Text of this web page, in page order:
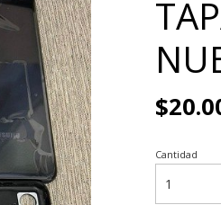
Cantidad